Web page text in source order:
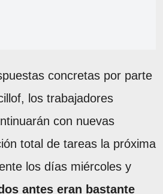
concretas por parte
los trabajadores
con nuevas
total de tareas la próxima
los días miércoles y
antes eran bastante